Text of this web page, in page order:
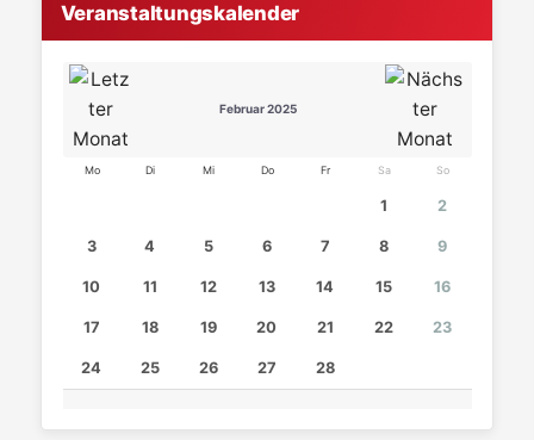
Veranstaltungskalender
Februar 2025
Mo Di Mi Do Fr Sa So
1 2
3 4 5 6 7 8 9
10 11 12 13 14 15 16
17 18 19 20 21 22 23
24 25 26 27 28